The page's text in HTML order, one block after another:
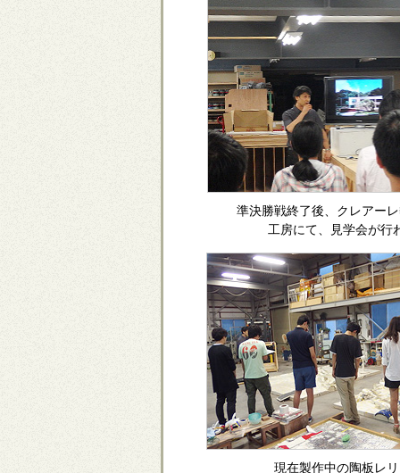
準決勝戦終了後、クレアー
工房にて、見学会が行
現在製作中の陶板レ